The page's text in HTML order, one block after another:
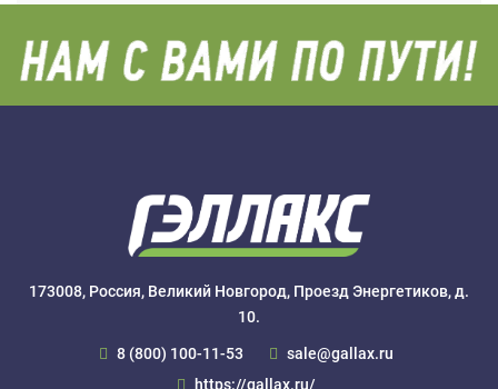
173008, Россия, Великий Новгород, Проезд Энергетиков, д.
10.
8 (800) 100-11-53
sale@gallax.ru
https://gallax.ru/